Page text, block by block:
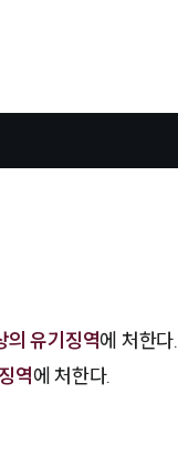
의 유기징역에 처한다.
역에 처한다.